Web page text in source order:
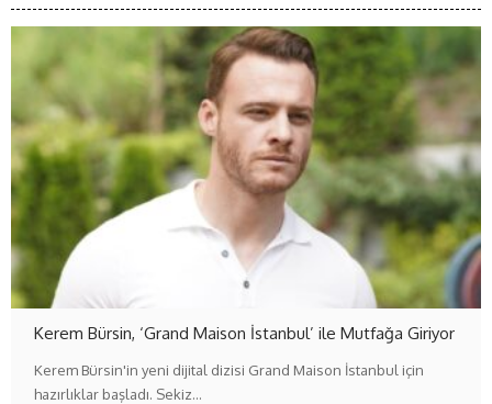
Kerem Bürsin, ‘Grand Maison İstanbul’ ile Mutfağa Giriyor
Kerem Bürsin'in yeni dijital dizisi Grand Maison İstanbul için
hazırlıklar başladı. Sekiz…